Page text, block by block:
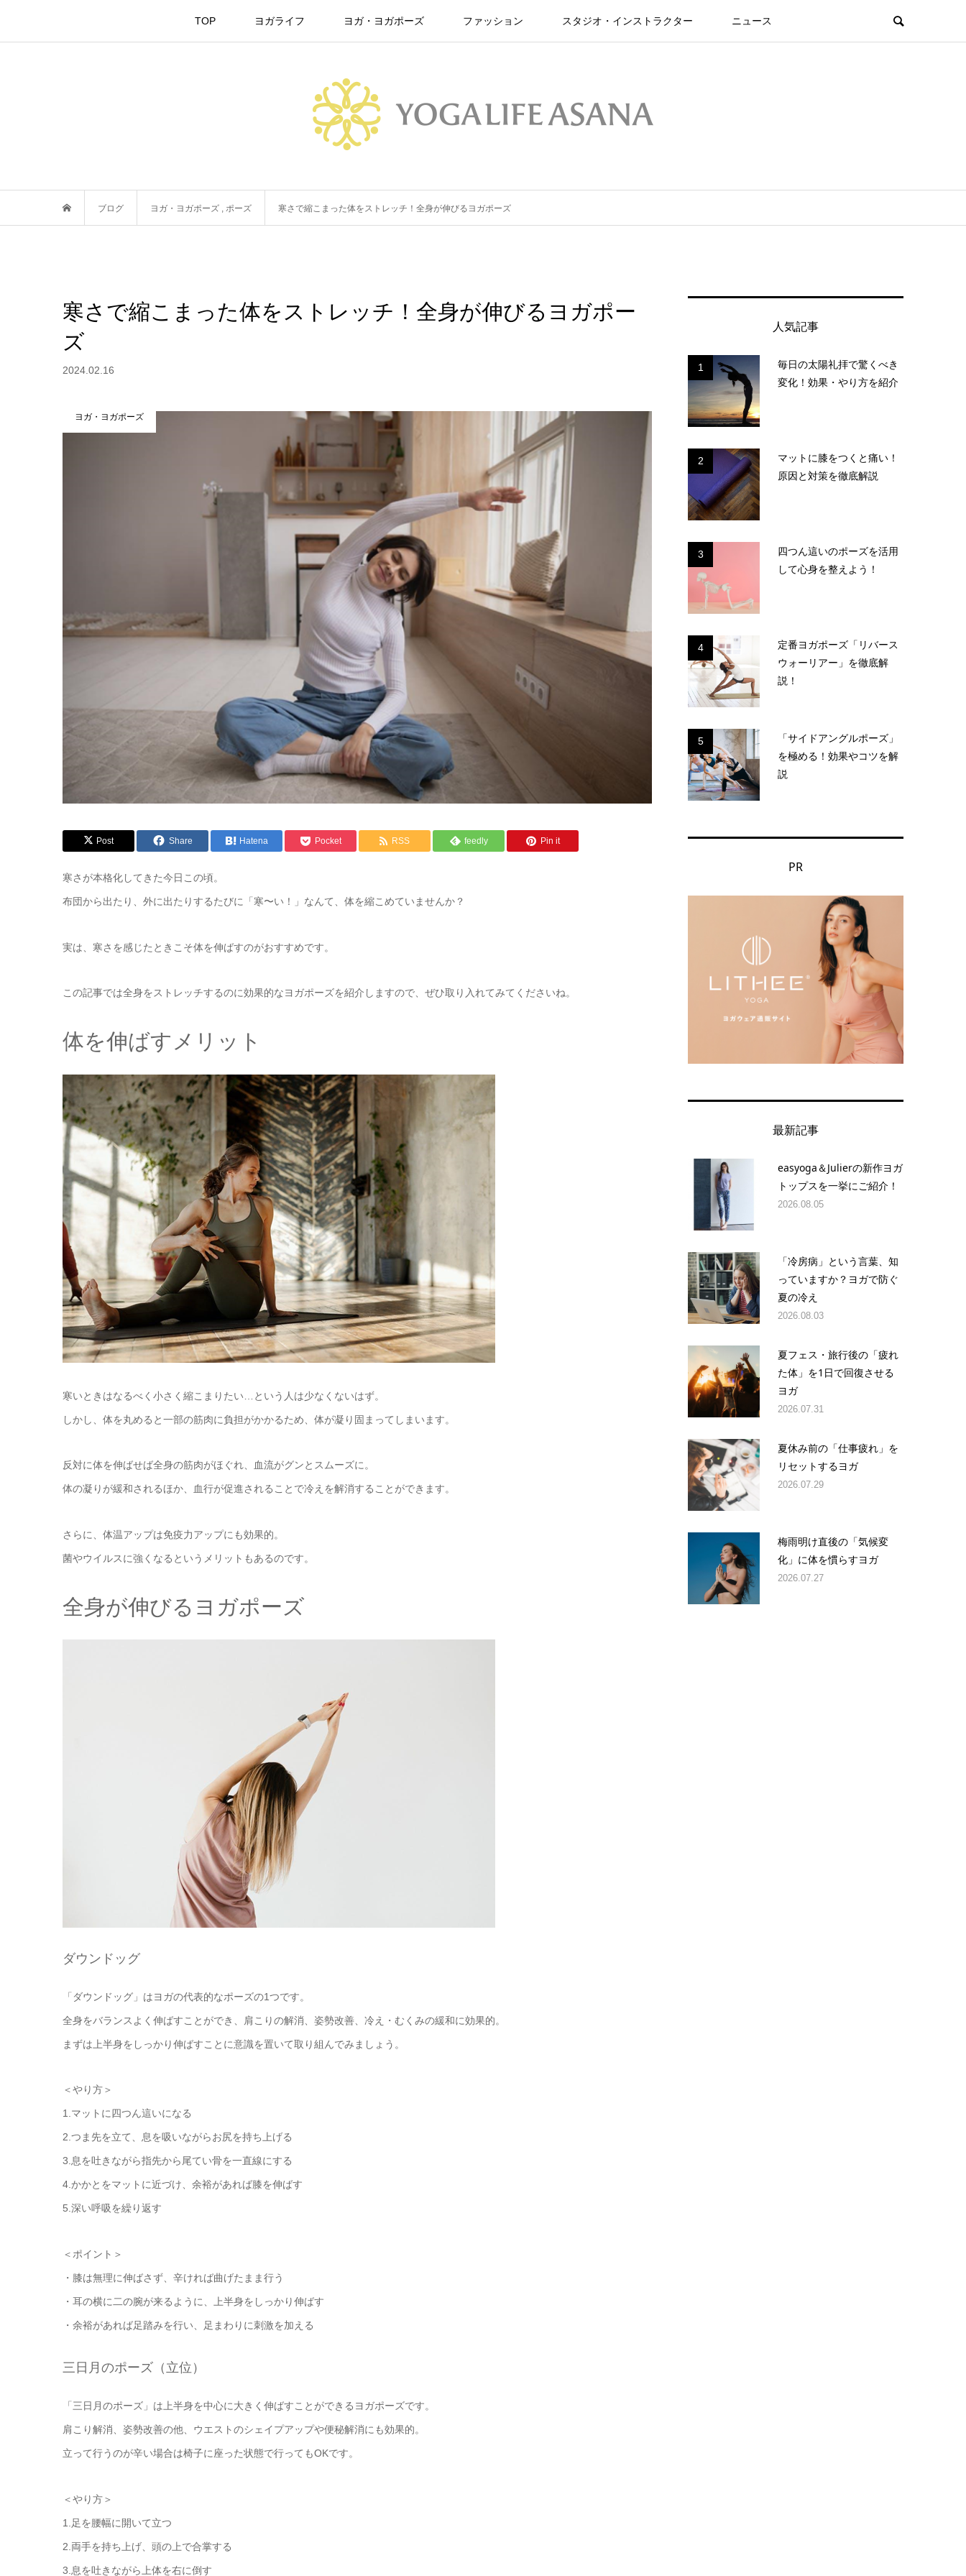
TOP ヨガライフ ヨガ・ヨガポーズ ファッション スタジオ・インストラクター ニュース
ブログ ヨガ・ヨガポーズ , ポーズ 寒さで縮こまった体をストレッチ！全身が伸びるヨガポーズ
寒さで縮こまった体をストレッチ！全身が伸びるヨガポー
ズ
2024.02.16
ヨガ・ヨガポーズ
Post Share Hatena Pocket RSS feedly Pin it
寒さが本格化してきた今日この頃。
布団から出たり、外に出たりするたびに「寒〜い！」なんて、体を縮こめていませんか？
実は、寒さを感じたときこそ体を伸ばすのがおすすめです。
この記事では全身をストレッチするのに効果的なヨガポーズを紹介しますので、ぜひ取り入れてみてくださいね。
体を伸ばすメリット
寒いときはなるべく小さく縮こまりたい…という人は少なくないはず。
しかし、体を丸めると一部の筋肉に負担がかかるため、体が凝り固まってしまいます。
反対に体を伸ばせば全身の筋肉がほぐれ、血流がグンとスムーズに。
体の凝りが緩和されるほか、血行が促進されることで冷えを解消することができます。
さらに、体温アップは免疫力アップにも効果的。
菌やウイルスに強くなるというメリットもあるのです。
全身が伸びるヨガポーズ
ダウンドッグ
「ダウンドッグ」はヨガの代表的なポーズの1つです。
全身をバランスよく伸ばすことができ、肩こりの解消、姿勢改善、冷え・むくみの緩和に効果的。
まずは上半身をしっかり伸ばすことに意識を置いて取り組んでみましょう。
＜やり方＞
1.マットに四つん這いになる
2.つま先を立て、息を吸いながらお尻を持ち上げる
3.息を吐きながら指先から尾てい骨を一直線にする
4.かかとをマットに近づけ、余裕があれば膝を伸ばす
5.深い呼吸を繰り返す
＜ポイント＞
・膝は無理に伸ばさず、辛ければ曲げたまま行う
・耳の横に二の腕が来るように、上半身をしっかり伸ばす
・余裕があれば足踏みを行い、足まわりに刺激を加える
三日月のポーズ（立位）
「三日月のポーズ」は上半身を中心に大きく伸ばすことができるヨガポーズです。
肩こり解消、姿勢改善の他、ウエストのシェイプアップや便秘解消にも効果的。
立って行うのが辛い場合は椅子に座った状態で行ってもOKです。
＜やり方＞
1.足を腰幅に開いて立つ
2.両手を持ち上げ、頭の上で合掌する
3.息を吐きながら上体を右に倒す
人気記事
1
毎日の太陽礼拝で驚くべき
変化！効果・やり方を紹介
2
マットに膝をつくと痛い！
原因と対策を徹底解説
3
四つん這いのポーズを活用
して心身を整えよう！
4
定番ヨガポーズ「リバース
ウォーリアー」を徹底解
説！
5
「サイドアングルポーズ」
を極める！効果やコツを解
説
PR
最新記事
easyoga＆Julierの新作ヨガ
トップスを一挙にご紹介！
2026.08.05
「冷房病」という言葉、知
っていますか？ヨガで防ぐ
夏の冷え
2026.08.03
夏フェス・旅行後の「疲れ
た体」を1日で回復させる
ヨガ
2026.07.31
夏休み前の「仕事疲れ」を
リセットするヨガ
2026.07.29
梅雨明け直後の「気候変
化」に体を慣らすヨガ
2026.07.27